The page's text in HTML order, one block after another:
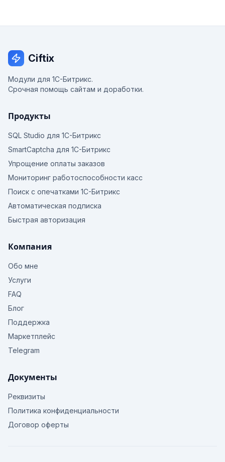
Ciftix
Модули для 1С-Битрикс.
Срочная помощь сайтам и доработки.
Продукты
SQL Studio для 1С-Битрикс
SmartCaptcha для 1С-Битрикс
Упрощение оплаты заказов
Мониторинг работоспособности касс
Поиск с опечатками 1С-Битрикс
Автоматическая подписка
Быстрая авторизация
Компания
Обо мне
Услуги
FAQ
Блог
Поддержка
Маркетплейс
Telegram
Документы
Реквизиты
Политика конфиденциальности
Договор оферты